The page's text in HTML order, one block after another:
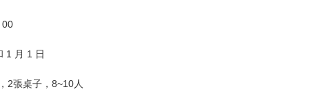
00
1 月 1 日
2張桌子，8~10人